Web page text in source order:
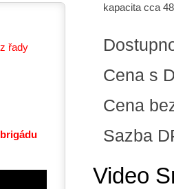
kapacita cca
Cena s
Cena
Sazba
Video
řady